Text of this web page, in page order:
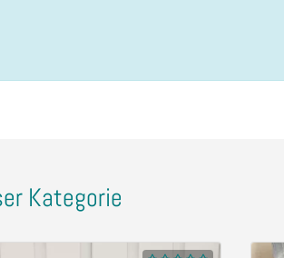
Kategorie